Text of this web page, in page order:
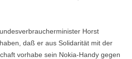
Horst
daß er aus Solidarität mit der
vorhabe sein Nokia-Handy gegen